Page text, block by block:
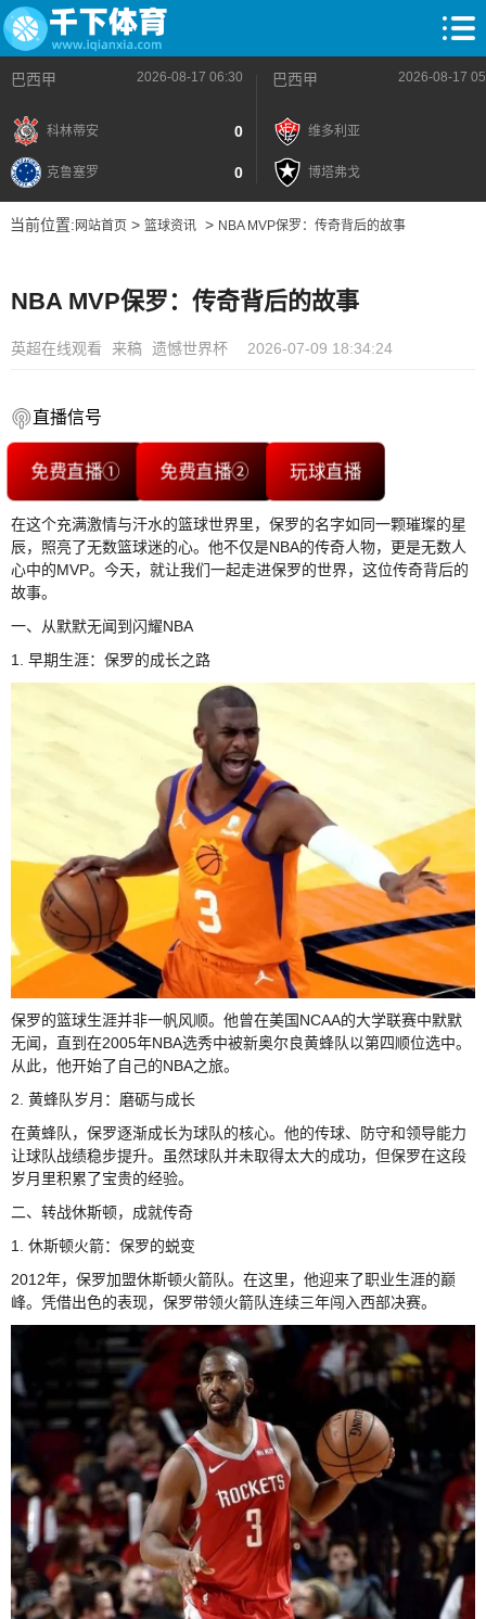
巴西甲 2026-08-17 06:30
科林蒂安 0
克鲁塞罗 0
巴西甲 2026-08-17
维多利亚
博塔弗戈
当前位置: 网站首页> 篮球资讯> NBA MVP保罗：传奇背后的故事
NBA MVP保罗：传奇背后的故事
英超在线观看 来稿 遗憾世界杯 2026-07-09 18:34:24
直播信号
免费直播① 免费直播② 玩球直播
在这个充满激情与汗水的篮球世界里，保罗的名字如同一颗璀璨的星
辰，照亮了无数篮球迷的心。他不仅是NBA的传奇人物，更是无数人
心中的MVP。今天，就让我们一起走进保罗的世界，这位传奇背后的
故事。
一、从默默无闻到闪耀NBA
1. 早期生涯：保罗的成长之路
保罗的篮球生涯并非一帆风顺。他曾在美国NCAA的大学联赛中默默
无闻，直到在2005年NBA选秀中被新奥尔良黄蜂队以第四顺位选中。
从此，他开始了自己的NBA之旅。
2. 黄蜂队岁月：磨砺与成长
在黄蜂队，保罗逐渐成长为球队的核心。他的传球、防守和领导能力
让球队战绩稳步提升。虽然球队并未取得太大的成功，但保罗在这段
岁月里积累了宝贵的经验。
二、转战休斯顿，成就传奇
1. 休斯顿火箭：保罗的蜕变
2012年，保罗加盟休斯顿火箭队。在这里，他迎来了职业生涯的巅
峰。凭借出色的表现，保罗带领火箭队连续三年闯入西部决赛。